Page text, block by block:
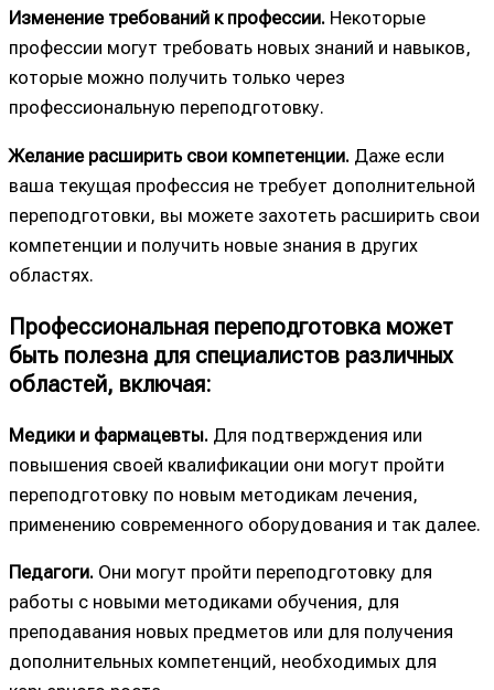
Изменение требований к профессии. Некоторые
профессии могут требовать новых знаний и навыков,
которые можно получить только через
профессиональную переподготовку.
Желание расширить свои компетенции. Даже если
ваша текущая профессия не требует дополнительной
переподготовки, вы можете захотеть расширить свои
компетенции и получить новые знания в других
областях.
Профессиональная переподготовка может
быть полезна для специалистов различных
областей, включая:
Медики и фармацевты. Для подтверждения или
повышения своей квалификации они могут пройти
переподготовку по новым методикам лечения,
применению современного оборудования и так далее.
Педагоги. Они могут пройти переподготовку для
работы с новыми методиками обучения, для
преподавания новых предметов или для получения
дополнительных компетенций, необходимых для